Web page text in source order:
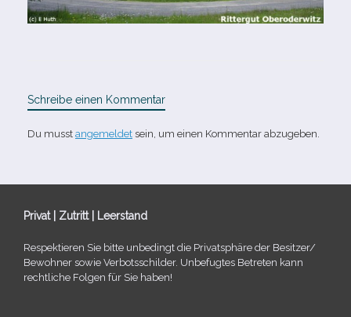
Schreibe einen Kommentar
Du musst angemeldet sein, um einen Kommentar abzugeben.
Privat | Zutritt | Leerstand
Respektieren Sie bitte unbe­dingt die Privatsphäre der Besitzer/​
Bewohner sowie Verbotsschilder. Unbefugtes Betreten kann
recht­li­che Folgen für Sie haben!